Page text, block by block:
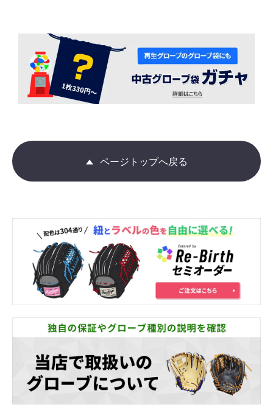
ページトップへ戻る